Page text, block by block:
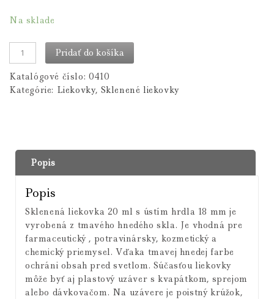
Na sklade
Pridať do košíka
Katalógové číslo: 0410
Kategórie: Liekovky, Sklenené liekovky
Popis
Popis
Sklenená liekovka 20 ml s ústím hrdla 18 mm je
vyrobená z tmavého hnedého skla. Je vhodná pre
farmaceutický , potravinársky, kozmetický a
chemický priemysel. Vďaka tmavej hnedej farbe
ochráni obsah pred svetlom. Súčasťou liekovky
môže byť aj plastový uzáver s kvapátkom, sprejom
alebo dávkovačom. Na uzávere je poistný krúžok,